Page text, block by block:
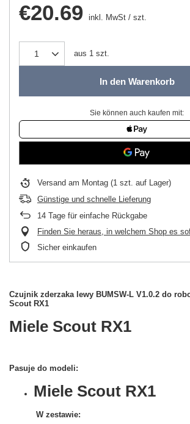
€20.69 inkl. MwSt / szt.
aus 1 szt.
In den Warenkorb
Sie können auch kaufen mit:
Versand am Montag (1 szt. auf Lager)
Günstige und schnelle Lieferung
14 Tage für einfache Rückgabe
Finden Sie heraus, in welchem Shop es
Sicher einkaufen
Czujnik zderzaka lewy BUMSW-L V1.0.2 do
Scout RX1
Miele Scout RX1
Pasuje do modeli:
Miele Scout RX1
W zestawie: